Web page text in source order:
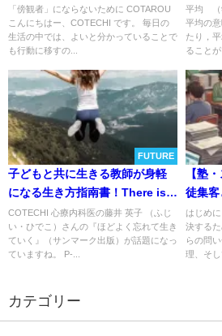
「傍観者」にならないために COTAROU
こんにちはー、COTECHI です。 毎日の
生活の中では、よいと分かっていることで
も行動に移すの...
平均 （
平均の
たり，
ることが
FUTURE
子どもと共に生きる教師が身軽
になる生き方指南書！There is
always only now in front of
you！
COTECHI 心療内科医の藤井 英子 （ふじ
い・ひでこ）さんの『ほどよく忘れて生き
ていく』（サンマーク出版）が話題になっ
ていますね。 P-...
【塾
徒集客
化！
「プロ
場で選
はじめ
決する
らの問
理、そし
カテゴリー